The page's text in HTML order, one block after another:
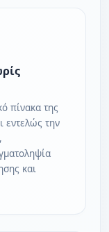
πίνακα της
εντελώς την
και